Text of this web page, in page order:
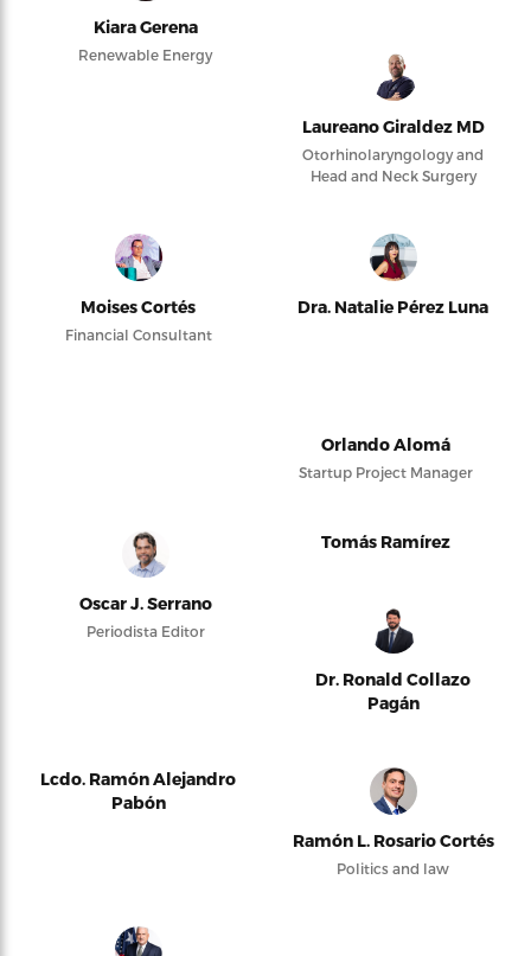
Kiara Gerena
Renewable Energy
Laureano Giraldez MD
Otorhinolaryngology and
Head and Neck Surgery
Moises Cortés
Financial Consultant
Dra. Natalie Pérez Luna
Orlando Alomá
Startup Project Manager
Oscar J. Serrano
Periodista Editor
Tomás Ramírez
Dr. Ronald Collazo
Pagán
Lcdo. Ramón Alejandro
Pabón
Ramón L. Rosario Cortés
Politics and law